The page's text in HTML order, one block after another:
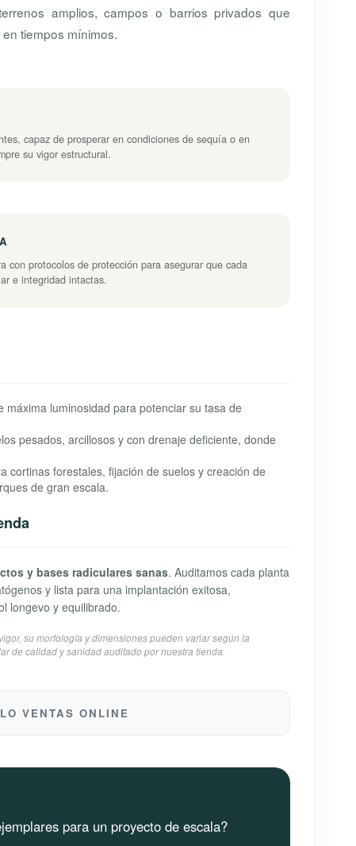
amplios, campos o barrios privados que
tiempos mínimos.
capaz de prosperar en condiciones de sequía o en
su vigor estructural.
con protocolos de protección para asegurar que cada
e integridad intactas.
máxima luminosidad para potenciar su tasa de
pesados, arcillosos y con drenaje deficiente, donde
cortinas forestales, fijación de suelos y creación de
de gran escala.
y bases radiculares sanas. Auditamos cada planta
y lista para una implantación exitosa,
longevo y equilibrado.
su morfología y dimensiones pueden variar según la
de calidad y sanidad auditado por nuestra tienda.
VENTAS ONLINE
para un proyecto de escala?